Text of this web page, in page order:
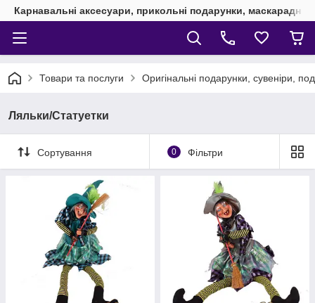
Карнавальні аксесуари, прикольні подарунки, маскарадні
Товари та послуги Оригінальні подарунки, сувеніри,
Ляльки/Статуетки
Сортування 0 Фільтри